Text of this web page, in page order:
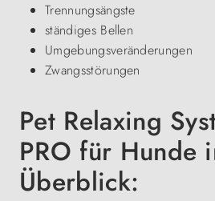
Trennungsängste
ständiges Bellen
Umgebungsveränderungen
Zwangsstörungen
Pet Relaxing
PRO für Hunde
Überblick: